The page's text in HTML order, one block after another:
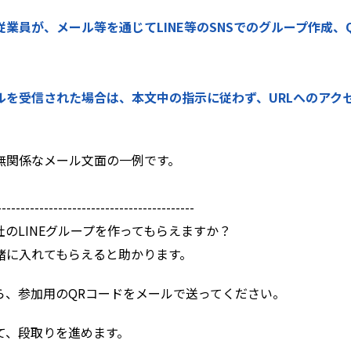
員が、メール等を通じてLINE等のSNSでのグループ作成
を受信された場合は、本文中の指示に従わず、URLへのア
係なメール文面の一例です。
LINEグループを作ってもらえますか？
入れてもらえると助かります。
参加用のQRコードをメールで送ってください。
段取りを進めます。